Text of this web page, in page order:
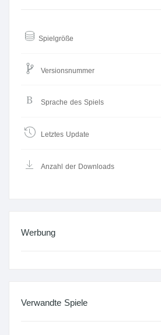
Spielgröße
Versionsnummer
Sprache des Spiels
Letztes Update
Anzahl der Downloads
Werbung
Verwandte Spiele